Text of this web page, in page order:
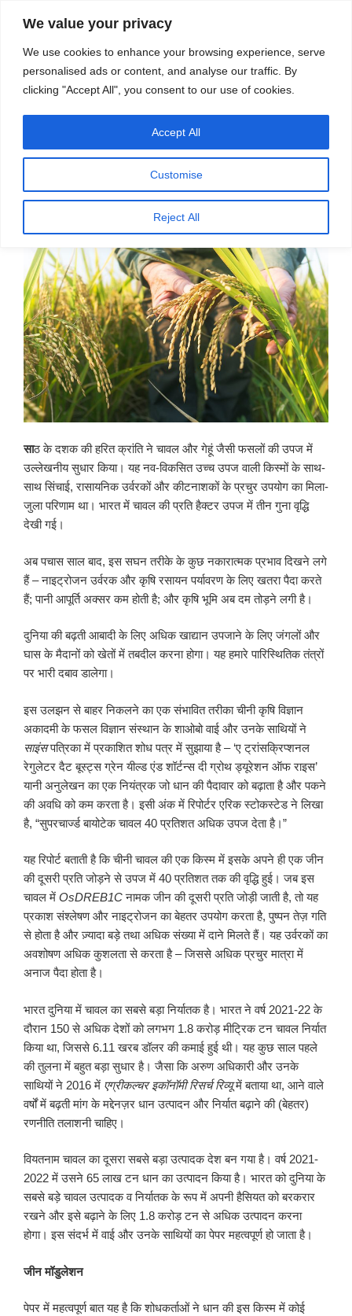
We value your privacy
We use cookies to enhance your browsing experience, serve
personalised ads or content, and analyse our traffic. By
clicking "Accept All", you consent to our use of cookies.
Customise
Reject All
Accept All
स्रोत
मेनू
प्रकाशित
अतिरिक्त जीन से चावल की उपज में सुधार –
डॉ. डी. बालसुब्रमण्यन
साठ के दशक की हरित क्रांति ने चावल और गेहूं जैसी फसलों की उपज में
उल्लेखनीय सुधार किया। यह नव-विकसित उच्च उपज वाली किस्मों के साथ-
साथ सिंचाई, रासायनिक उर्वरकों और कीटनाशकों के प्रचुर उपयोग का मिला-
जुला परिणाम था। भारत में चावल की प्रति हैक्टर उपज में तीन गुना वृद्धि
देखी गई।
अब पचास साल बाद, इस सघन तरीके के कुछ नकारात्मक प्रभाव दिखने लगे
हैं – नाइट्रोजन उर्वरक और कृषि रसायन पर्यावरण के लिए खतरा पैदा करते
हैं; पानी आपूर्ति अक्सर कम होती है; और कृषि भूमि अब दम तोड़ने लगी है।
दुनिया की बढ़ती आबादी के लिए अधिक खाद्यान उपजाने के लिए जंगलों और
घास के मैदानों को खेतों में तबदील करना होगा। यह हमारे पारिस्थितिक तंत्रों
पर भारी दबाव डालेगा।
इस उलझन से बाहर निकलने का एक संभावित तरीका चीनी कृषि विज्ञान
अकादमी के फसल विज्ञान संस्थान के शाओबो वाई और उनके साथियों ने
साइंसपत्रिका में प्रकाशित शोध पत्र में सुझाया है – ‘ए ट्रांसक्रिप्शनल
रेगुलेटर दैट बूस्ट्स ग्रेन यील्ड एंड शॉर्टन्स दी ग्रोथ ड्यूरेशन ऑफ राइस’
यानी अनुलेखन का एक नियंत्रक जो धान की पैदावार को बढ़ाता है और पकने
की अवधि को कम करता है। इसी अंक में रिपोर्टर एरिक स्टोकस्टेड ने लिखा
है, “सुपरचार्ज्ड बायोटेक चावल 40 प्रतिशत अधिक उपज देता है।”
यह रिपोर्ट बताती है कि चीनी चावल की एक किस्म में इसके अपने ही एक जीन
की दूसरी प्रति जोड़ने से उपज में 40 प्रतिशत तक की वृद्धि हुई। जब इस
चावल में OsDREB1Cनामक जीन की दूसरी प्रति जोड़ी जाती है, तो यह
प्रकाश संश्लेषण और नाइट्रोजन का बेहतर उपयोग करता है, पुष्पन तेज़ गति
से होता है और ज़्यादा बड़े तथा अधिक संख्या में दाने मिलते हैं। यह उर्वरकों का
अवशोषण अधिक कुशलता से करता है – जिससे अधिक प्रचुर मात्रा में
अनाज पैदा होता है।
भारत दुनिया में चावल का सबसे बड़ा निर्यातक है। भारत ने वर्ष 2021-22 के
दौरान 150 से अधिक देशों को लगभग 1.8 करोड़ मीट्रिक टन चावल निर्यात
किया था, जिससे 6.11 खरब डॉलर की कमाई हुई थी। यह कुछ साल पहले
की तुलना में बहुत बड़ा सुधार है। जैसा कि अरुण अधिकारी और उनके
साथियों ने 2016 में एग्रीकल्चर इकॉनॉमी रिसर्च रिव्यूमें बताया था, आने वाले
वर्षों में बढ़ती मांग के मद्देनज़र धान उत्पादन और निर्यात बढ़ाने की (बेहतर)
रणनीति तलाशनी चाहिए।
वियतनाम चावल का दूसरा सबसे बड़ा उत्पादक देश बन गया है। वर्ष 2021-
2022 में उसने 65 लाख टन धान का उत्पादन किया है। भारत को दुनिया के
सबसे बड़े चावल उत्पादक व निर्यातक के रूप में अपनी हैसियत को बरकरार
रखने और इसे बढ़ाने के लिए 1.8 करोड़ टन से अधिक उत्पादन करना
होगा। इस संदर्भ में वाई और उनके साथियों का पेपर महत्वपूर्ण हो जाता है।
जीन मॉडुलेशन
पेपर में महत्वपूर्ण बात यह है कि शोधकर्ताओं ने धान की इस किस्म में कोई